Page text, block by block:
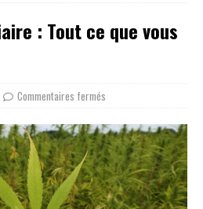
: Tout ce que vous
Commentaires fermés